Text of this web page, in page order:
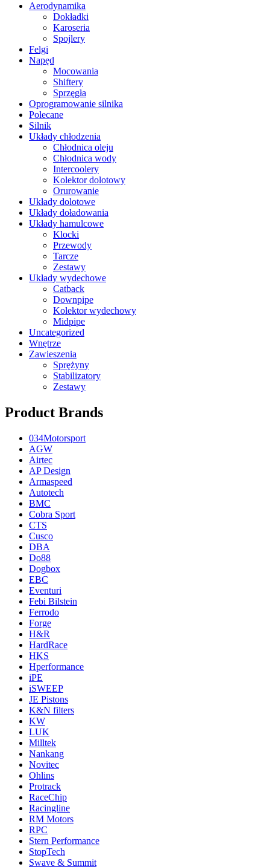
Aerodynamika
Dokładki
Karoseria
Spojlery
Felgi
Napęd
Mocowania
Shiftery
Sprzęgła
Oprogramowanie silnika
Polecane
Silnik
Układy chłodzenia
Chłodnica oleju
Chłodnica wody
Intercoolery
Kolektor dolotowy
Orurowanie
Układy dolotowe
Układy doładowania
Układy hamulcowe
Klocki
Przewody
Tarcze
Zestawy
Układy wydechowe
Catback
Downpipe
Kolektor wydechowy
Midpipe
Uncategorized
Wnętrze
Zawieszenia
Sprężyny
Stabilizatory
Zestawy
Product Brands
034Motorsport
AGW
Airtec
AP Design
Armaspeed
Autotech
BMC
Cobra Sport
CTS
Cusco
DBA
Do88
Dogbox
EBC
Eventuri
Febi Bilstein
Ferrodo
Forge
H&R
HardRace
HKS
Hperformance
iPE
iSWEEP
JE Pistons
K&N filters
KW
LUK
Milltek
Nankang
Novitec
Ohlins
Protrack
RaceChip
Racingline
RM Motors
RPC
Stern Performance
StopTech
Swave & Summit